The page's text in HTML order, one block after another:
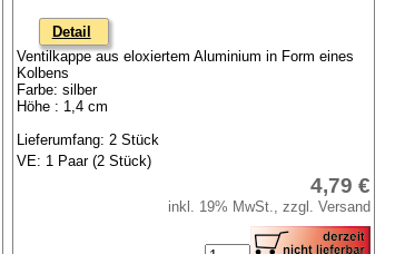
Detail
Ventilkappe aus eloxiertem Aluminium in Form eines
Kolbens
Farbe: silber
Höhe : 1,4 cm
Lieferumfang: 2 Stück
VE: 1 Paar (2 Stück)
4,79 €
inkl. 19% MwSt., zzgl. Versand